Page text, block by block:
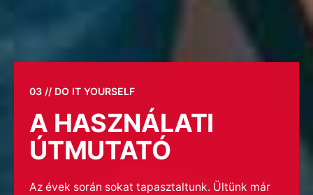
03 // DO IT YOURSELF
A HASZNÁLATI
ÚTMUTATÓ
Az évek során sokat tapasztaltunk. Ültünk már